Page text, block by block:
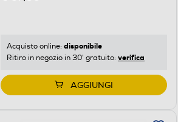
Acquisto online: disponibile
Ritiro in negozio in 30' gratuito: verifica
AGGIUNGI